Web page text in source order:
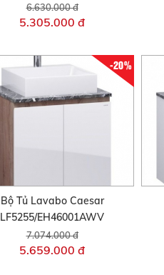
6.630.000 đ
5.305.000 đ
-20%
Bộ Tủ Lavabo Caesar
LF5255/EH46001AWV
7.074.000 đ
5.659.000 đ